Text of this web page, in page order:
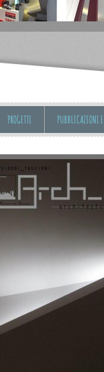
PROGETTI PUBBLICAZIONI E